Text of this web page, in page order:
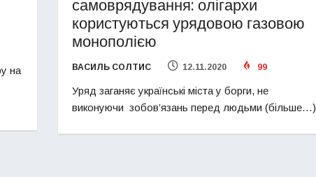
на
самоврядування: олігархи
користуються урядовою газовою
монополією
ВАСИЛЬ СОЛТИС 12.11.2020 99
Уряд заганяє українські міста у борги, не
виконуючи зобов’язань перед людьми (більше…)